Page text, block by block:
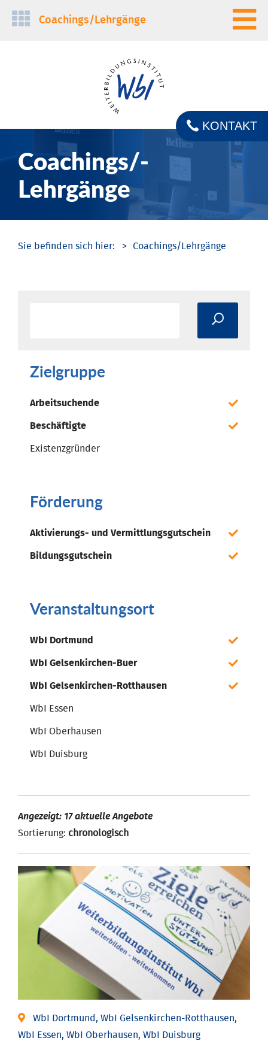
Navigation
Coachings/­Lehrgänge
Coachings/­
Lehrgänge
KONTAKT
Coachings/­Lehrgänge
Zielgruppe
Arbeitsuchende
Beschäftigte
Existenzgründer
Förderung
Aktivierungs- und Vermittlungsgutschein
Bildungsgutschein
Veranstaltungsort
WbI Dortmund
WbI Gelsenkirchen-Buer
WbI Gelsenkirchen-Rotthausen
WbI Essen
WbI Oberhausen
WbI Duisburg
Angezeigt: 17 aktuelle Angebote
Sortierung: chronologisch
WbI Dortmund, WbI Gelsenkirchen-Rotthausen,
WbI Essen, WbI Oberhausen, WbI Duisburg